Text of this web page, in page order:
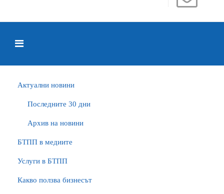
Актуални новини
Последните 30 дни
Архив на новини
БTПП в медиите
Услуги в БТПП
Какво ползва бизнесът